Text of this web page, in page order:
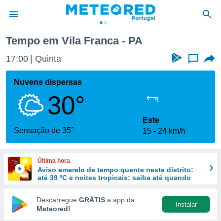
da
foi
fornecidas
a este
das
e
forma
digital
Tempo em Vila Franca - PA
17:01 Quinta ...
Nuvens dispersas
30°
Sensação de 35°
Este
15
24 km/h
Última hora
Aviso amarelo de tempo quente neste distrito:
até 39 ºC e noites tropicais; saiba até quando
Descarregue GRÁTIS a app da
Meteored!
Instalar